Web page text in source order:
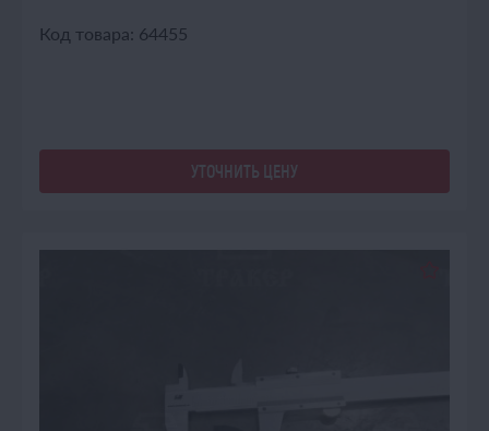
Код товара: 64455
УТОЧНИТЬ ЦЕНУ